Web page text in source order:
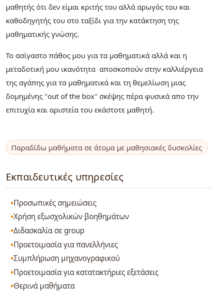
μαθητής ότι δεν είμαι κριτής του αλλά αρωγός του και
καθοδηγητής του στο ταξίδι για την κατάκτηση της
μαθηματικής γνώσης.
Το ασίγαστο πάθος μου για τα μαθηματικά αλλά και η
μεταδοτική μου ικανότητα αποσκοπούν στην καλλιέργεια
της αγάπης για τα μαθηματικά και τη θεμελίωση μιας
δομημένης "out of the box" σκέψης πέρα φυσικά απο την
επιτυχία και αριστεία του εκάστοτε μαθητή.
Παραδίδω μαθήματα σε άτομα με μαθησιακές δυσκολίες
Εκπαιδευτικές υπηρεσίες
Προσωπικές σημειώσεις
Χρήση εξωσχολικών βοηθημάτων
Διδασκαλία σε group
Προετοιμασία για πανελλήνιες
Συμπλήρωση μηχανογραφικού
Προετοιμασία για κατατακτήριες εξετάσεις
Θερινά μαθήματα